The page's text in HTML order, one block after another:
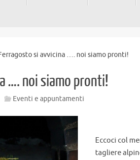
si avvicina …. noi siamo pronti!
…. noi siamo pronti!
Eventi e appuntamenti
Eccoci col
tagliere